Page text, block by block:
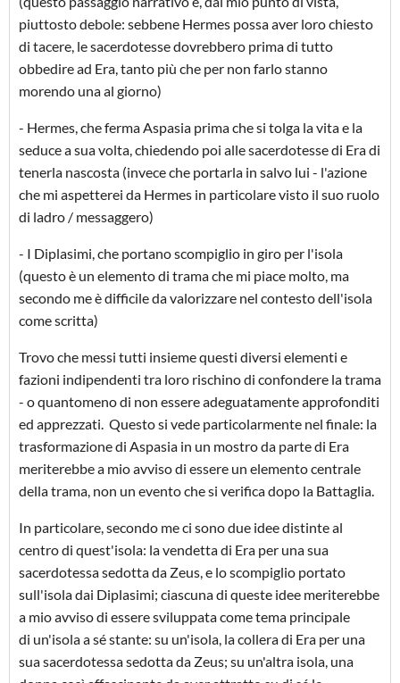
piuttosto debole: sebbene Hermes possa aver loro chiesto
di tacere, le sacerdotesse dovrebbero prima di tutto
obbedire ad Era, tanto più che per non farlo stanno
morendo una al giorno)
- Hermes, che ferma Aspasia prima che si tolga la vita e la
seduce a sua volta, chiedendo poi alle sacerdotesse di Era di
tenerla nascosta (invece che portarla in salvo lui - l'azione
che mi aspetterei da Hermes in particolare visto il suo ruolo
di ladro / messaggero)
- I Diplasimi, che portano scompiglio in giro per l'isola
(questo è un elemento di trama che mi piace molto, ma
secondo me è difficile da valorizzare nel contesto dell'isola
come scritta)
Trovo che messi tutti insieme questi diversi elementi e
fazioni indipendenti tra loro rischino di confondere la trama
- o quantomeno di non essere adeguatamente approfonditi
ed apprezzati. Questo si vede particolarmente nel finale: la
trasformazione di Aspasia in un mostro da parte di Era
meriterebbe a mio avviso di essere un elemento centrale
della trama, non un evento che si verifica dopo la Battaglia.
In particolare, secondo me ci sono due idee distinte al
centro di quest'isola: la vendetta di Era per una sua
sacerdotessa sedotta da Zeus, e lo scompiglio portato
sull'isola dai Diplasimi; ciascuna di queste idee meriterebbe
a mio avviso di essere sviluppata come tema principale
di un'isola a sé stante: su un'isola, la collera di Era per una
sua sacerdotessa sedotta da Zeus; su un'altra isola, una